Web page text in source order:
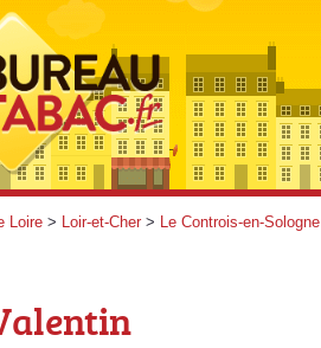
Loire > Loir-et-Cher > Le Controis-en-Sologne